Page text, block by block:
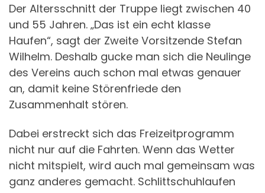
Der Altersschnitt der Truppe liegt zwischen 40
und 55 Jahren. „Das ist ein echt klasse
Haufen“, sagt der Zweite Vorsitzende Stefan
Wilhelm. Deshalb gucke man sich die Neulinge
des Vereins auch schon mal etwas genauer
an, damit keine Störenfriede den
Zusammenhalt stören.
Dabei erstreckt sich das Freizeitprogramm
nicht nur auf die Fahrten. Wenn das Wetter
nicht mitspielt, wird auch mal gemeinsam was
ganz anderes gemacht. Schlittschuhlaufen